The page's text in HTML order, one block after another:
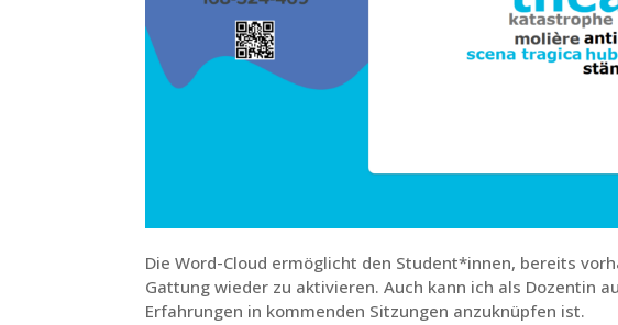
Die Word-Cloud ermöglicht den Student*innen, bereits
Gattung wieder zu aktivieren. Auch kann ich als Dozentin
Erfahrungen in kommenden Sitzungen anzuknüpfen ist.